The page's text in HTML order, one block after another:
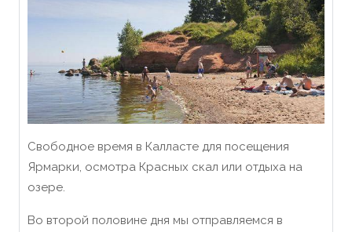
Свободное время в Калласте для посещения
Ярмарки, осмотра Красных скал или отдыха на
озере.
Во второй половине дня мы отправляемся в